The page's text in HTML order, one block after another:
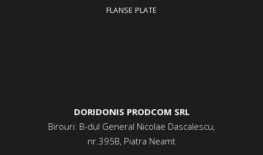
FLANSE PLATE
DORIDONIS PRODCOM SRL
Birouri: B-dul General Nicolae Dascalescu,
nr.395B, Piatra Neamt